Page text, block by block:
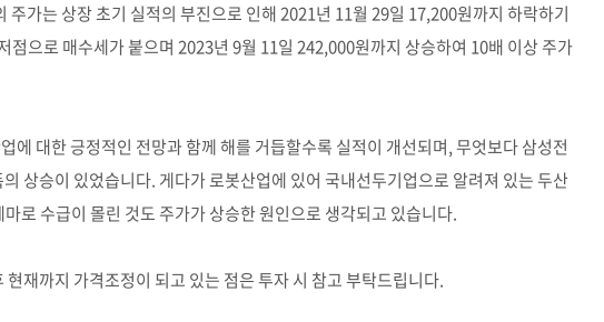
주가는 상장 초기 실적의 부진으로 인해 2021년 11월 29일 17,200원까지 하락하기
점으로 매수세가 붙으며 2023년 9월 11일 242,000원까지 상승하여 10배 이상 주가
에 대한 긍정적인 전망과 함께 해를 거듭할수록 실적이 개선되며, 무엇보다 삼성전
상승이 있었습니다. 게다가 로봇산업에 있어 국내선두기업으로 알려져 있는 두산
로 수급이 몰린 것도 주가가 상승한 원인으로 생각되고 있습니다.
재까지 가격조정이 되고 있는 점은 투자 시 참고 부탁드립니다.